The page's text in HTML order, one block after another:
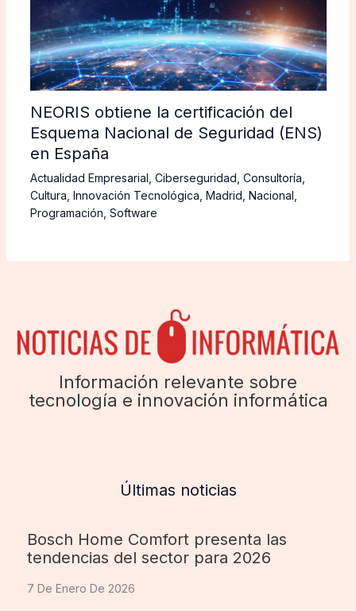
NEORIS obtiene la certificación del
Esquema Nacional de Seguridad (ENS)
en España
Actualidad Empresarial Ciberseguridad Consultoría
Cultura Innovación Tecnológica Madrid Nacional
Programación Software
Información relevante sobre
tecnología e innovación informática
Últimas noticias
Bosch Home Comfort presenta las
tendencias del sector para 2026
7 De Enero De 2026